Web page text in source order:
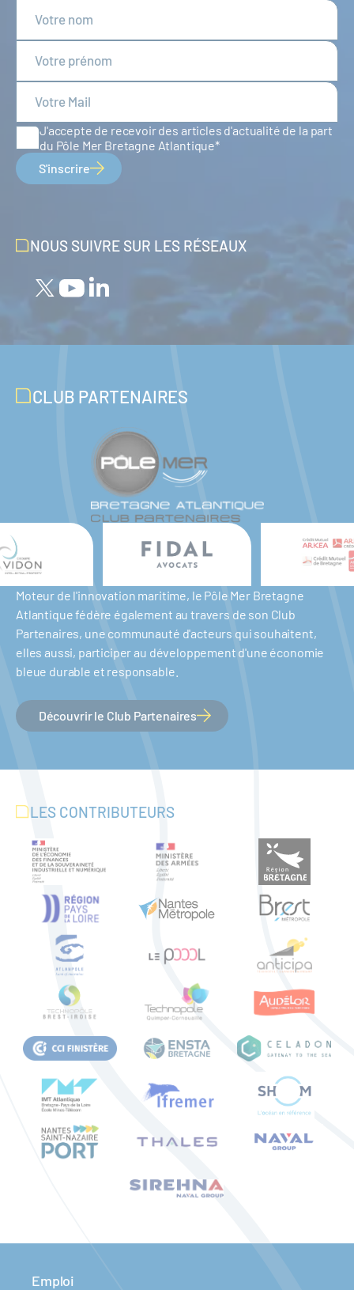
J'accepte de recevoir des articles d'actualité de la part
du Pôle Mer Bretagne Atlantique
S'inscrire
NOUS SUIVRE SUR LES RÉSEAUX
CLUB PARTENAIRES
Moteur de l'innovation maritime, le Pôle Mer Bretagne
Atlantique fédère également au travers de son Club
Partenaires, une communauté d'acteurs qui souhaitent,
elles aussi, participer au développement d'une économie
bleue durable et responsable.
Découvrir le Club Partenaires
LES CONTRIBUTEURS
Emploi